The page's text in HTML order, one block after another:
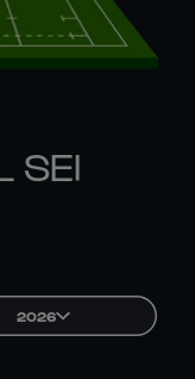
SEI
2026